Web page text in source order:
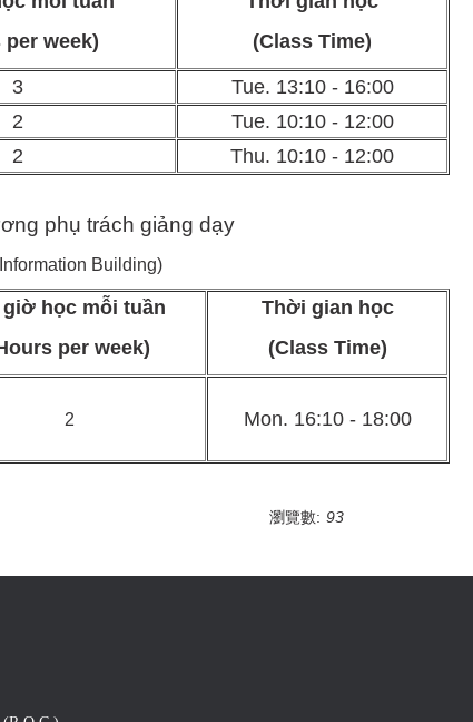
per week)
(Class Time)
3
Tue. 13:10 - 16:00
2
Tue. 10:10 - 12:00
2 Thu. 10:10 - 12:00
phụ trách giảng dạy
Building)
giờ học mỗi tuần
per week)
Thời gian học
(Class Time)
2 Mon. 16:10 - 18:00
瀏覽數: 93